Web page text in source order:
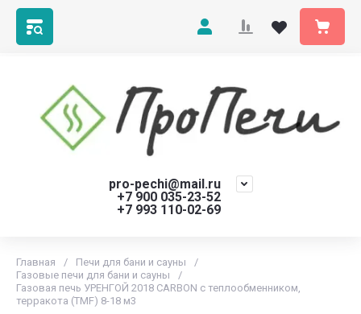
pro-pechi@mail.ru
+7 900 035-23-52
+7 993 110-02-69
Главная / Печи для бани и сауны
/
Газовые печи для бани и сауны
/
Газовая печь УРЕНГОЙ 2018 CARBON с теплообменником,
терракота (TMF) 8-18 м3